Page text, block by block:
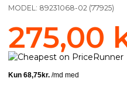
MODEL: 89231068-02 (77925)
275,00